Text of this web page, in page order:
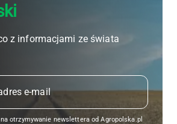
z informacjami ze świata
otrzymywanie newslettera od Agropolska.pl